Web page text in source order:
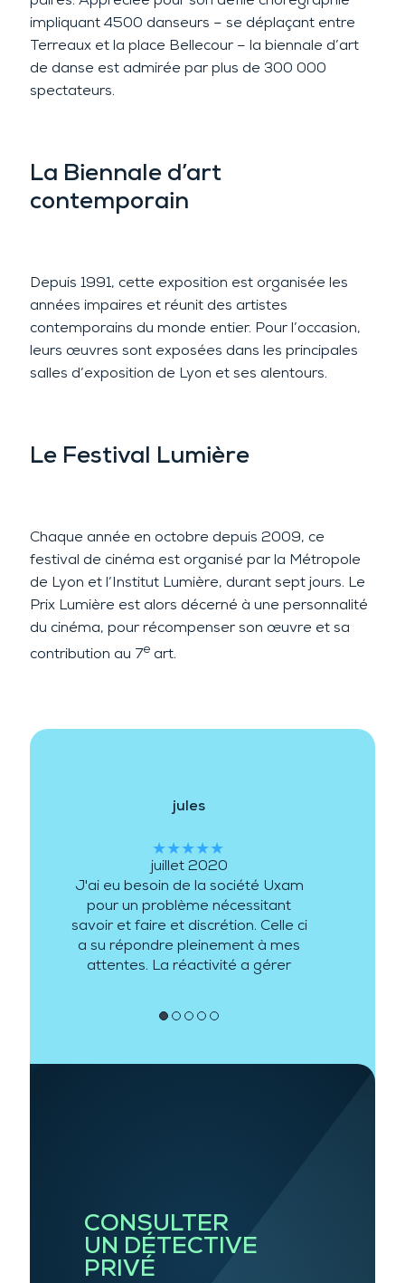
impliquant 4500 danseurs – se déplaçant entre
Terreaux et la place Bellecour – la biennale d’art
de danse est admirée par plus de 300 000
spectateurs.
La Biennale d’art
contemporain
Depuis 1991, cette exposition est organisée les
années impaires et réunit des artistes
contemporains du monde entier. Pour l’occasion,
leurs œuvres sont exposées dans les principales
salles d’exposition de Lyon et ses alentours.
Le Festival Lumière
Chaque année en octobre depuis 2009, ce
festival de cinéma est organisé par la Métropole
de Lyon et l’Institut Lumière, durant sept jours. Le
Prix Lumière est alors décerné à une personnalité
du cinéma, pour récompenser son œuvre et sa
contribution au 7eart.
jules
★★★★★
juillet 2020
J'ai eu besoin de la société Uxam
pour un problème nécessitant
savoir et faire et discrétion. Celle ci
a su répondre pleinement à mes
attentes. La réactivité a gérer
●●●
●
●
CONSULTER
UN DÉTECTIVE
PRIVÉ